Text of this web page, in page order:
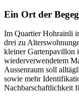
Ein Ort der
Im Quartier Hohrainli
drei zu
kleiner Gartenpavillon
wiederverwendetem
Aussenraum soll
sowie mehr
Nachbarschaftlichkeit